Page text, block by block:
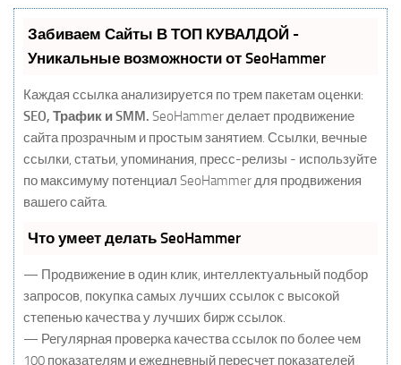
Забиваем Сайты В ТОП КУВАЛДОЙ -
Уникальные возможности от SeoHammer
Каждая ссылка анализируется по трем пакетам оценки:
SEO, Трафик и SMM. SeoHammer делает продвижение
сайта прозрачным и простым занятием. Ссылки, вечные
ссылки, статьи, упоминания, пресс-релизы - используйте
по максимуму потенциал SeoHammer для продвижения
вашего сайта.
Что умеет делать SeoHammer
— Продвижение в один клик, интеллектуальный подбор
запросов, покупка самых лучших ссылок с высокой
степенью качества у лучших бирж ссылок.
— Регулярная проверка качества ссылок по более чем
100 показателям и ежедневный пересчет показателей